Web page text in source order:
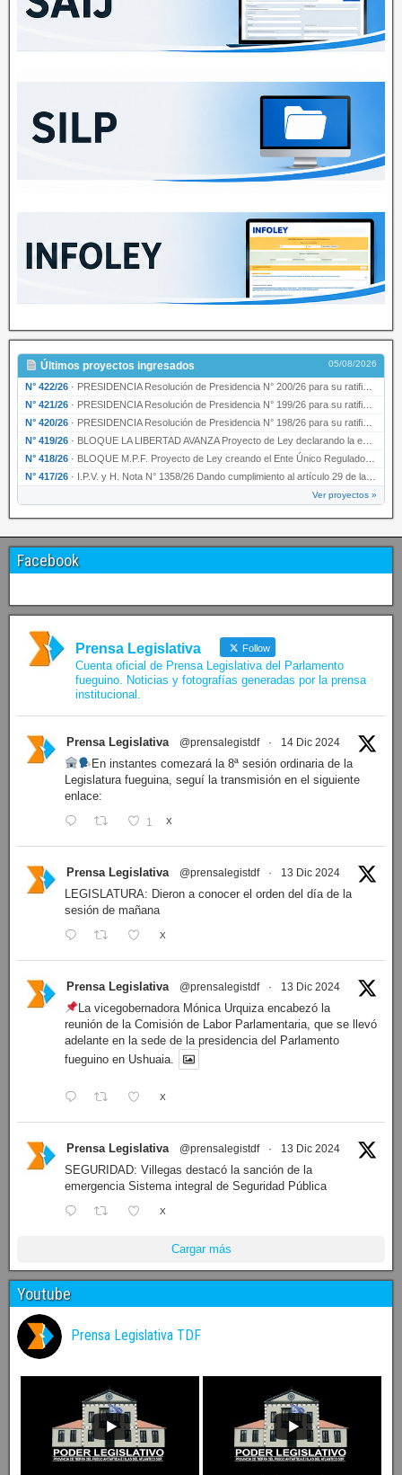
Últimos proyectos ingresados 05/08/2026
N° 422/26 · PRESIDENCIA Resolución de Presidencia N° 200/26 para su ratificación.
N° 421/26 · PRESIDENCIA Resolución de Presidencia N° 199/26 para su ratificación.
N° 420/26 · PRESIDENCIA Resolución de Presidencia N° 198/26 para su ratificación.
N° 419/26 · BLOQUE LA LIBERTAD AVANZA Proyecto de Ley declarando la esencialidad del servicio educativ…
N° 418/26 · BLOQUE M.P.F. Proyecto de Ley creando el Ente Único Regulador de servicios públicos de la …
N° 417/26 · I.P.V. y H. Nota N° 1358/26 Dando cumplimiento al artículo 29 de la Ley provincial N° 1399…
Ver proyectos »
Facebook
Prensa Legislativa Follow
Cuenta oficial de Prensa Legislativa del Parlamento
fueguino. Noticias y fotografías generadas por la prensa
institucional.
Prensa Legislativa @prensalegistdf · 14 Dic 2024
En instantes comezará la 8ª sesión ordinaria de la
Legislatura fueguina, seguí la transmisión en el siguiente
enlace:
1 X
Prensa Legislativa @prensalegistdf · 13 Dic 2024
LEGISLATURA: Dieron a conocer el orden del día de la
sesión de mañana
X
Prensa Legislativa @prensalegistdf · 13 Dic 2024
La vicegobernadora Mónica Urquiza encabezó la
reunión de la Comisión de Labor Parlamentaria, que se llevó
adelante en la sede de la presidencia del Parlamento
fueguino en Ushuaia.
X
Prensa Legislativa @prensalegistdf · 13 Dic 2024
SEGURIDAD: Villegas destacó la sanción de la
emergencia Sistema integral de Seguridad Pública
X
Cargar más
Youtube
Prensa Legislativa TDF